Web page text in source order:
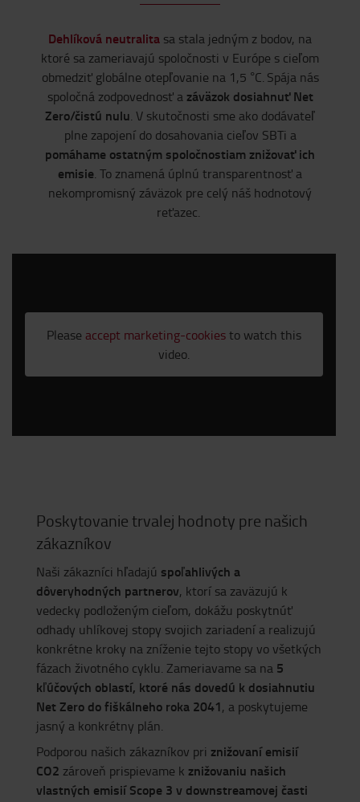
Dehlíková neutralita sa stala jedným z bodov, na
ktoré sa zameriavajú spoločnosti v Európe s cieľom
obmedziť globálne otepľovanie na 1,5 °C. Spája nás
spoločná zodpovednosť a záväzok dosiahnuť Net
Zero/čistú nulu. V skutočnosti sme ako dodávateľ
plne zapojení do dosahovania cieľov SBTi a
pomáhame ostatným spoločnostiam znižovať ich
emisie. To znamená úplnú transparentnosť a
nekompromisný záväzok pre celý náš hodnotový
reťazec.
Please accept marketing-cookiesto watch this
video.
Poskytovanie trvalej hodnoty pre našich
zákazníkov
Naši zákazníci hľadajú spoľahlivých a
dôveryhodných partnerov, ktorí sa zaväzujú k
vedecky podloženým cieľom, dokážu poskytnúť
odhady uhlíkovej stopy svojich zariadení a realizujú
konkrétne kroky na zníženie tejto stopy vo všetkých
fázach životného cyklu. Zameriavame sa na 5
kľúčových oblastí, ktoré nás dovedú k dosiahnutiu
Net Zero do fiškálneho roka 2041, a poskytujeme
jasný a konkrétny plán.
Podporou našich zákazníkov pri znižovaní emisií
CO2 zároveň prispievame k znižovaniu našich
vlastných emisií Scope 3 v downstreamovej časti